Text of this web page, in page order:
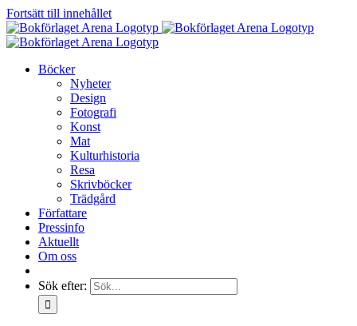
Fortsätt till innehållet
Böcker
Nyheter
Design
Fotografi
Konst
Mat
Kulturhistoria
Resa
Skrivböcker
Trädgård
Författare
Pressinfo
Aktuellt
Om oss
Sök efter: